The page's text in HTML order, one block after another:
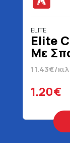
ELITE
Elite
Με
11.43€/
1.20€